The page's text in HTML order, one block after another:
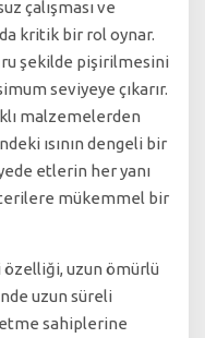
çalışması ve
kritik bir rol oynar.
şekilde pişirilmesini
seviyeye çıkarır.
malzemelerden
ısının dengeli bir
etlerin her yanı
mükemmel bir
özelliği, uzun ömürlü
uzun süreli
sahiplerine